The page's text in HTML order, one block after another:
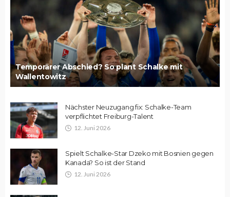
Temporärer Abschied? So plant Schalke mit
Wallentowitz
Nächster Neuzugang fix: Schalke-Team
verpflichtet Freiburg-Talent
12. Juni 2026
Spielt Schalke-Star Dzeko mit Bosnien gegen
Kanada? So ist der Stand
12. Juni 2026